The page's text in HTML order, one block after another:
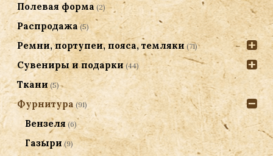
Полевая форма (2)
Распродажа (5)
Ремни, портупеи, пояса, темляки (71)
Сувениры и подарки (44)
Ткани (5)
Фурнитура (91)
Вензеля (6)
Газыри (9)